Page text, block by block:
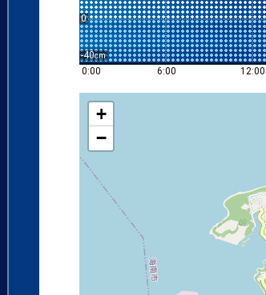
0
-40
0:00
6:00 12:00
+
−